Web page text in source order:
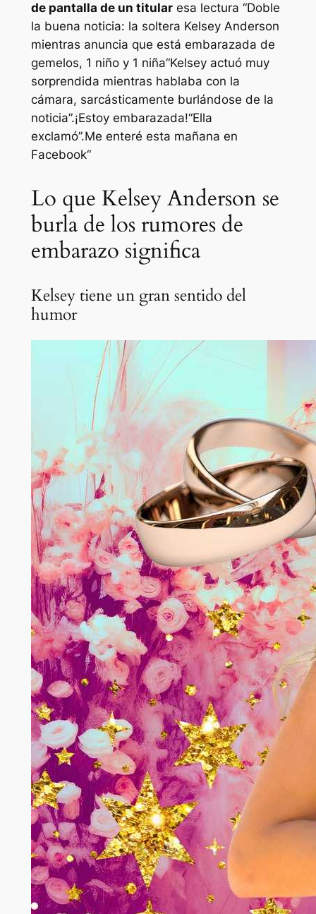
de pantalla de un titularesa lectura “Doble
la buena noticia: la soltera Kelsey Anderson
mientras anuncia que está embarazada de
gemelos, 1 niño y 1 niña“Kelsey actuó muy
sorprendida mientras hablaba con la
cámara, sarcásticamente burlándose de la
noticia”.¡Estoy embarazada!“Ella
exclamó”.Me enteré esta mañana en
Facebook“
Lo que Kelsey Anderson se
burla de los rumores de
embarazo significa
Kelsey tiene un gran sentido del
humor